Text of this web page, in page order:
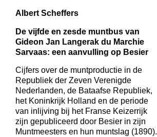
Albert Scheffers
De vijfde en zesde muntbus van
Gideon Jan Langerak du Marchie
Sarvaas: een aanvulling op Besier
Cijfers over de muntproductie in de
Republiek der Zeven Verenigde
Nederlanden, de Bataafse Republiek,
het Koninkrijk Holland en de periode
van inlijving bij het Franse Keizerrijk
zijn gepubliceerd door Besier in zijn
Muntmeesters en hun muntslag (1890).